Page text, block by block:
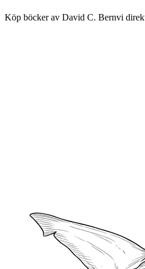
Köp böcker av David C. Bernvi